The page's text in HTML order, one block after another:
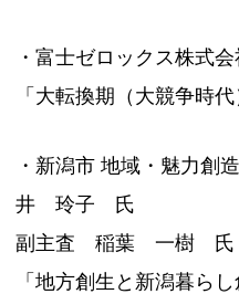
・富士ゼロックス株
「大転換期（大競争時
・新潟市 地域・魅力
井 玲子 氏
副主査 稲葉 一樹 氏
「地方創生と新潟暮らし